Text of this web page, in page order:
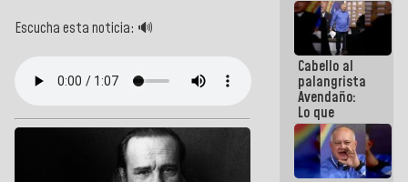
Escucha esta noticia: 🔊
Cabello al
palangrista
Avendaño:
Lo que
vayas a
escribir
hazlo hoy
por que no